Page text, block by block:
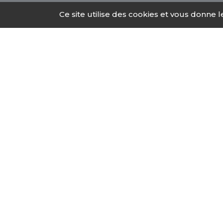
L'addiction peut atteindre
concerné ou que vous ayez
Ce site utilise des cookies et vous donne